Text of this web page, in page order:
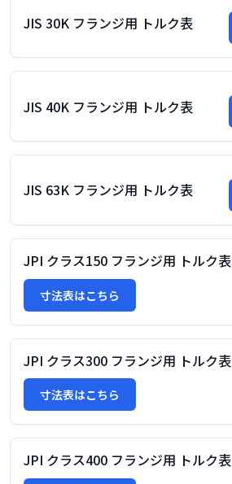
JIS 30K フランジ用 トルク表
JIS 40K フランジ用 トルク表
JIS 63K フランジ用 トルク表
JPI クラス150 フランジ用 トルク表
寸法表はこちら
JPI クラス300 フランジ用 トルク表
寸法表はこちら
JPI クラス400 フランジ用 トルク表